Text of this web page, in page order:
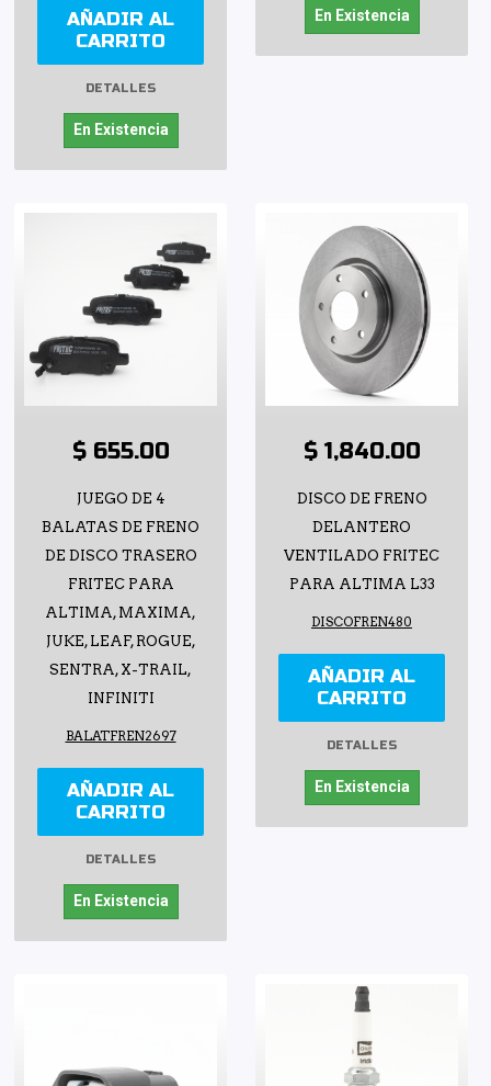
AÑADIR AL
CARRITO
DETALLES
En Existencia
En Existencia
$ 655.00
JUEGO DE 4
BALATAS DE FRENO
DE DISCO TRASERO
FRITEC PARA
ALTIMA, MAXIMA,
JUKE, LEAF, ROGUE,
SENTRA, X-TRAIL,
INFINITI
BALATFREN2697
AÑADIR AL
CARRITO
DETALLES
En Existencia
$ 1,840.00
DISCO DE FRENO
DELANTERO
VENTILADO FRITEC
PARA ALTIMA L33
DISCOFREN480
AÑADIR AL
CARRITO
DETALLES
En Existencia